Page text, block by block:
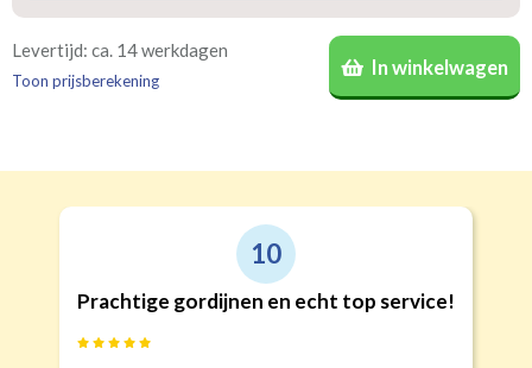
(incl. verstelbare gordijnhaken)
warmte en geluid.
Geen extra verduistering
Bestelt u meerdere gordijnen? Geef door welk gordijn
voor welke kamer is bestemd. Wij vermelden dat dan op
(niet verplicht, maar wel handig).
Levertijd: ca. 14 werkdagen
Toon prijsberekening
In winkelwagen
10
Prachtige gordijnen en echt top service!